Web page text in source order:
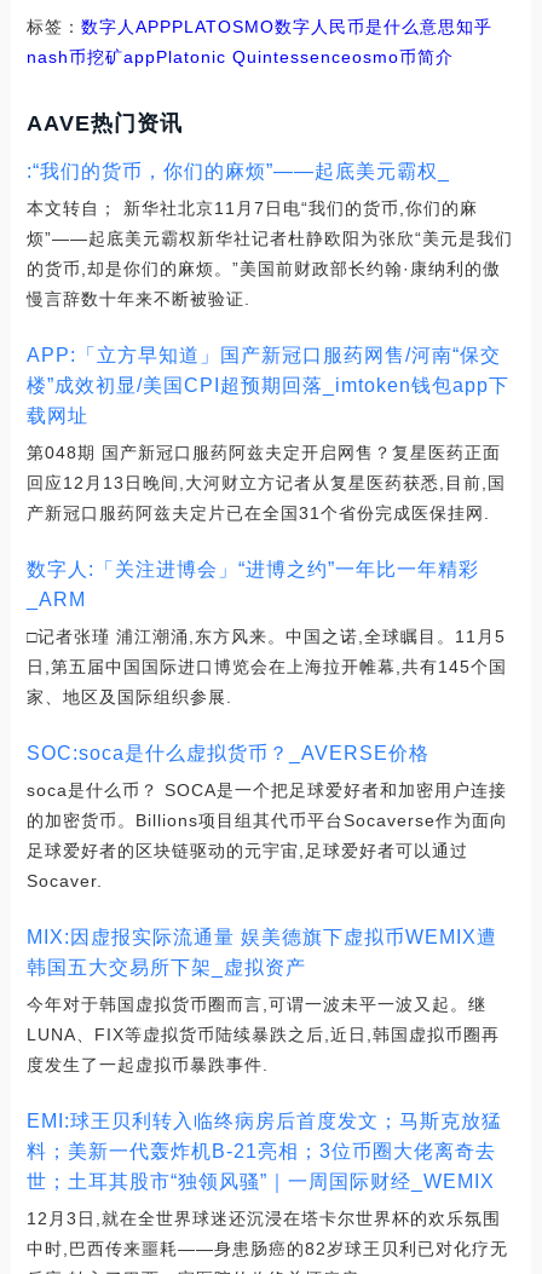
标签： 数字人APPPLATOSMO数字人民币是什么意思知乎
nash币挖矿appPlatonic Quintessenceosmo币简介
AAVE热门资讯
:“我们的货币，你们的麻烦”——起底美元霸权_
本文转自； 新华社北京11月7日电“我们的货币,你们的麻
烦”——起底美元霸权新华社记者杜静欧阳为张欣“美元是我们
的货币,却是你们的麻烦。”美国前财政部长约翰·康纳利的傲
慢言辞数十年来不断被验证.
APP:「立方早知道」国产新冠口服药网售/河南“保交
楼”成效初显/美国CPI超预期回落_imtoken钱包app下
载网址
第048期 国产新冠口服药阿兹夫定开启网售？复星医药正面
回应12月13日晚间,大河财立方记者从复星医药获悉,目前,国
产新冠口服药阿兹夫定片已在全国31个省份完成医保挂网.
数字人:「关注进博会」“进博之约”一年比一年精彩
_ARM
□记者张瑾 浦江潮涌,东方风来。中国之诺,全球瞩目。11月5
日,第五届中国国际进口博览会在上海拉开帷幕,共有145个国
家、地区及国际组织参展.
SOC:soca是什么虚拟货币？_AVERSE价格
soca是什么币？ SOCA是一个把足球爱好者和加密用户连接
的加密货币。Billions项目组其代币平台Socaverse作为面向
足球爱好者的区块链驱动的元宇宙,足球爱好者可以通过
Socaver.
MIX:因虚报实际流通量 娱美德旗下虚拟币WEMIX遭
韩国五大交易所下架_虚拟资产
今年对于韩国虚拟货币圈而言,可谓一波未平一波又起。继
LUNA、FIX等虚拟货币陆续暴跌之后,近日,韩国虚拟币圈再
度发生了一起虚拟币暴跌事件.
EMI:球王贝利转入临终病房后首度发文；马斯克放猛
料；美新一代轰炸机B-21亮相；3位币圈大佬离奇去
世；土耳其股市“独领风骚”｜一周国际财经_WEMIX
12月3日,就在全世界球迷还沉浸在塔卡尔世界杯的欢乐氛围
中时,巴西传来噩耗——身患肠癌的82岁球王贝利已对化疗无